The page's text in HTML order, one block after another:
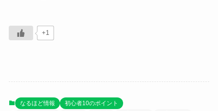
+1
なるほど情報
初心者10のポイント